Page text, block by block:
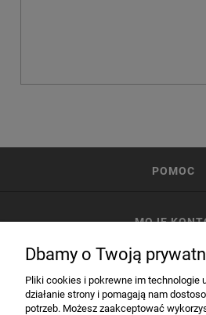
POMOC
MOJE
Dbamy o Twoją
Pliki cookies i pokrewne im technologie
działanie strony i pomagają nam
potrzeb. Możesz zaakceptować